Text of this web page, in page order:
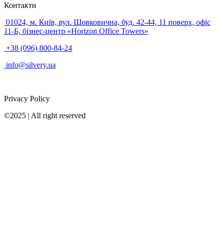
Контакти
01024, м. Київ, вул. Шовковична, буд. 42-44, 11 поверх, офіс
11-Б, бізнес-центр «Horizon Office Towers»
+38 (096) 800-84-24
info@silvery.ua
Privacy Policy
©2025 | All right reserved